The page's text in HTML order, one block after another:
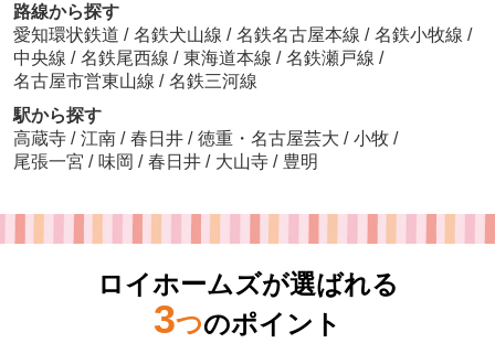
路線から探す
愛知環状鉄道 / 名鉄犬山線 / 名鉄名古屋本線 / 名鉄小牧線 /
中央線 / 名鉄尾西線 / 東海道本線 / 名鉄瀬戸線 /
名古屋市営東山線 / 名鉄三河線
駅から探す
高蔵寺 / 江南 / 春日井 / 徳重・名古屋芸大 / 小牧 /
尾張一宮 / 味岡 / 春日井 / 大山寺 / 豊明
ロイホームズが選ばれる
3つのポイント